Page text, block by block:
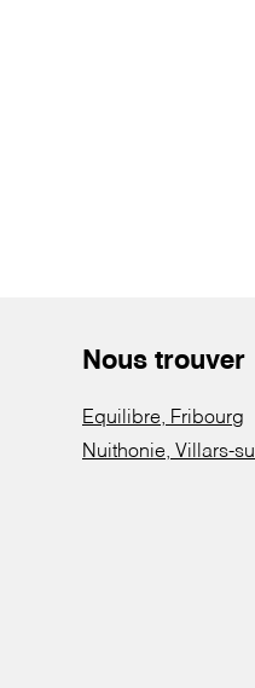
Nous trouver
Equilibre, Fribourg
Nuithonie, Villars-